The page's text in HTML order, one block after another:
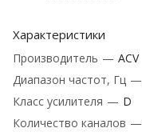
Характеристики
Производитель — ACV
Диапазон частот, Гц —
Класс усилителя — D
Количество каналов —